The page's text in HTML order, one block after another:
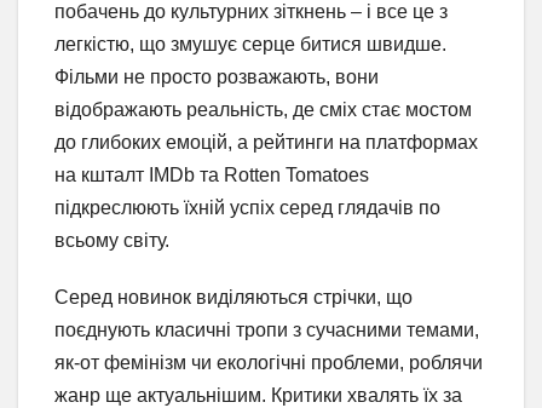
побачень до культурних зіткнень – і все це з
легкістю, що змушує серце битися швидше.
Фільми не просто розважають, вони
відображають реальність, де сміх стає мостом
до глибоких емоцій, а рейтинги на платформах
на кшталт IMDb та Rotten Tomatoes
підкреслюють їхній успіх серед глядачів по
всьому світу.
Серед новинок виділяються стрічки, що
поєднують класичні тропи з сучасними темами,
як-от фемінізм чи екологічні проблеми, роблячи
жанр ще актуальнішим. Критики хвалять їх за